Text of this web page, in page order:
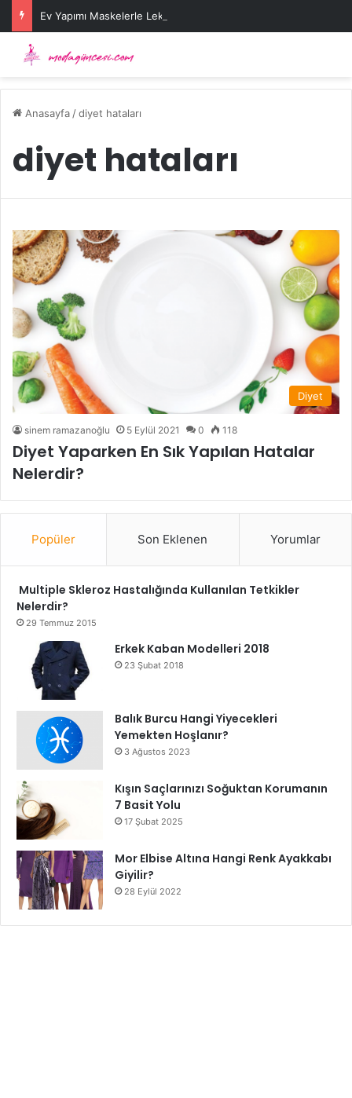
Ev Yapımı Maskelerle Leke Sorununa Çözüm Önerileri
Anasayfa /diyet hataları
diyet hataları
Diyet
sinem ramazanoğlu 5 Eylül 2021 0 118
Diyet Yaparken En Sık Yapılan Hatalar
Nelerdir?
Popüler Son Eklenen Yorumlar
Multiple Skleroz Hastalığında Kullanılan Tetkikler
Nelerdir?
29 Temmuz 2015
Erkek Kaban Modelleri 2018
23 Şubat 2018
Balık Burcu Hangi Yiyecekleri
Yemekten Hoşlanır?
3 Ağustos 2023
Kışın Saçlarınızı Soğuktan Korumanın
7 Basit Yolu
17 Şubat 2025
Mor Elbise Altına Hangi Renk Ayakkabı
Giyilir?
28 Eylül 2022